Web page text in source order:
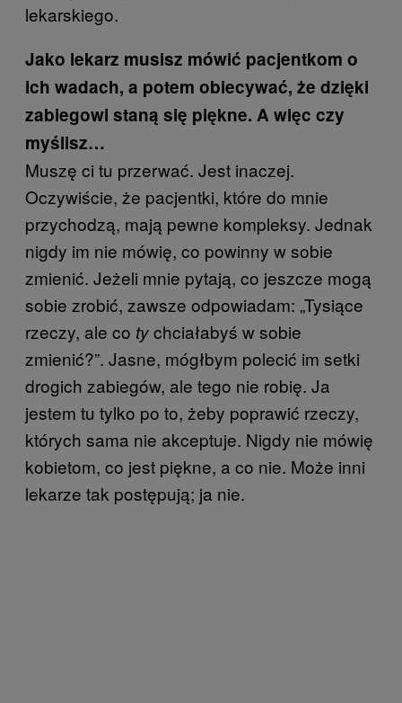
lekarskiego.
Jako lekarz musisz mówić pacjentkom o
ich wadach, a potem obiecywać, że dzięki
zabiegowi staną się piękne. A więc czy
myślisz…
Muszę ci tu przerwać. Jest inaczej.
Oczywiście, że pacjentki, które do mnie
przychodzą, mają pewne kompleksy. Jednak
nigdy im nie mówię, co powinny w sobie
zmienić. Jeżeli mnie pytają, co jeszcze mogą
sobie zrobić, zawsze odpowiadam: „Tysiące
rzeczy, ale co tychciałabyś w sobie
zmienić?”. Jasne, mógłbym polecić im setki
drogich zabiegów, ale tego nie robię. Ja
jestem tu tylko po to, żeby poprawić rzeczy,
których sama nie akceptuje. Nigdy nie mówię
kobietom, co jest piękne, a co nie. Może inni
lekarze tak postępują; ja nie.